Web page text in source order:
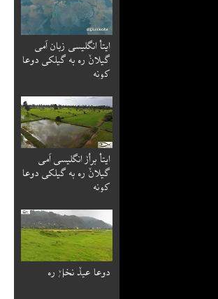
ایتأ انگلیسی زبان اَمی
گیلانٚ ره به گیلکی دوعا
کونه
ایتأ برأرٚ انگلیسی اَمی
گیلانٚ ره به گیلکی دوعا
کونه
دوعا عیدٚ نخلٚ ره